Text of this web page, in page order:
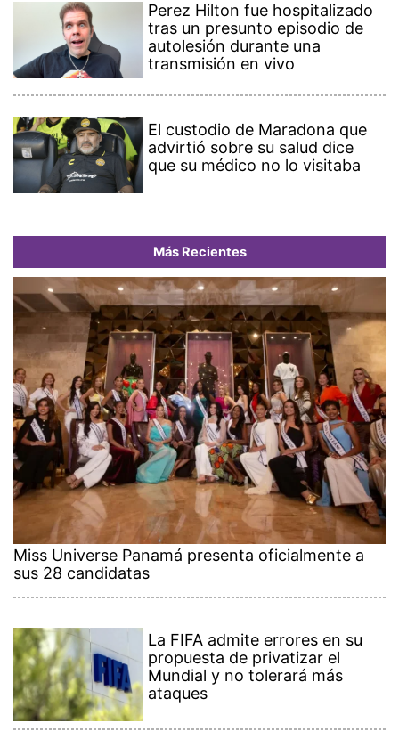
Perez Hilton fue hospitalizado
tras un presunto episodio de
autolesión durante una
transmisión en vivo
El custodio de Maradona que
advirtió sobre su salud dice
que su médico no lo visitaba
Más Recientes
Miss Universe Panamá presenta oficialmente a
sus 28 candidatas
La FIFA admite errores en su
propuesta de privatizar el
Mundial y no tolerará más
ataques